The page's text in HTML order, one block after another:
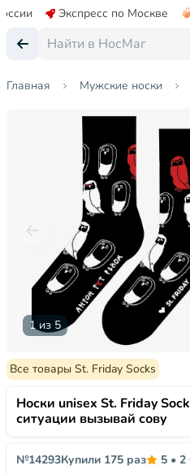
Экспресс по Москве
Главная Мужские носки
1 из 5
Все товары St. Friday Socks
Носки unisex St. Friday
ситуации вызывай сову
№14293Купили 175 раз 5 • 2